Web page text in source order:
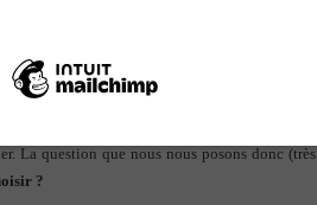
Léna devient une grande fille. Elle se balade
Nous venons de vendre notre poussette, nous
Bref, toute trace de vie de bébé commence à
dans la cuisine. Ce lait de croissance est
de la PMI nous a indiqué également. Pour
La question que nous nous posons donc (très
?